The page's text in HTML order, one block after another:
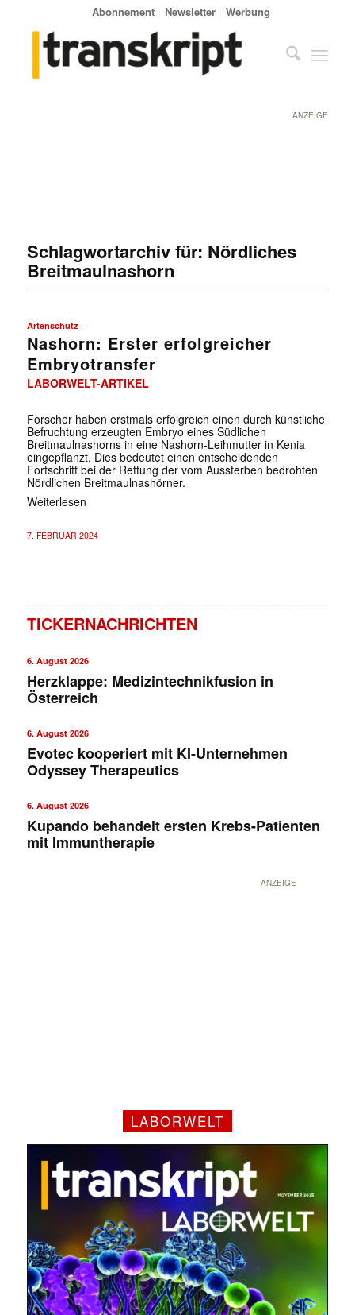
Abonnement Newsletter Werbung
ANZEIGE
Schlagwortarchiv für: Nördliches
Breitmaulnashorn
Artenschutz
Nashorn: Erster erfolgreicher
Embryotransfer
LABORWELT-ARTIKEL
Forscher haben erstmals erfolgreich einen durch künstliche
Befruchtung erzeugten Embryo eines Südlichen
Breitmaulnashorns in eine Nashorn-Leihmutter in Kenia
eingepflanzt. Dies bedeutet einen entscheidenden
Fortschritt bei der Rettung der vom Aussterben bedrohten
Nördlichen Breitmaulnashörner.
Weiterlesen
7. FEBRUAR 2024
TICKERNACHRICHTEN
6. August 2026
Herzklappe: Medizintechnikfusion in
Österreich
6. August 2026
Evotec kooperiert mit KI-Unternehmen
Odyssey Therapeutics
6. August 2026
Kupando behandelt ersten Krebs-Patienten
mit Immuntherapie
ANZEIGE
LABORWELT